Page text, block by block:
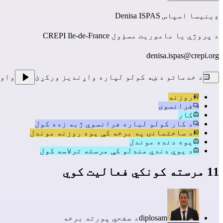
ډینیسا اسپاس Denisa ISPAS
د پروژې یا ماموریت مسؤول CREPI Ile-de-France
denisa.ispas@crepi.org
د خدماتو د ښه کولو لپاره واړندیز ورکړئ
روزنه
فرانسوی
کار
د کار کولو لباره فرانسوې ژبه زده کول
د ساختمانۍ په برخه کې یوه روزنه موندل
یوه دنده موندل
د یوې دندې مندلو کې مرسته ترلاسه کول
11 مرسته کونکي فعالیت کوي
diplosamد صفحي پورته برخه